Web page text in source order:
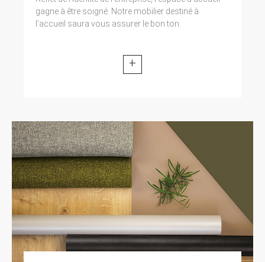
gagne à être soigné. Notre mobilier destiné à
l’accueil saura vous assurer le bon ton.
+